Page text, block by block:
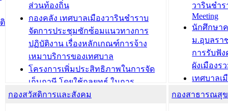
บ้าน ทร.14 และบัตรประจำตัว
ประชาชนบุคคลประเภท 8 แก่บุคคลที่
ได้รับการเพิ่มชื่อในทะเบียนบ้าน
(ท.ร.14) กรณีคนไม่มีสัญชาติไทยได้รับ
อนุญาตให้มีถิ่นที่อยู่
ประชุมคณะกรรมการประเมินผลการ
ควบคุมภายในของ สำนัก/กอง/
โรงเรียน/ศูนย์พัฒนาเด็กเล็ก/สถานธนา
“เมืองแห่
บทความ อื่นๆ ...
ส่วนท้องถิ่น
กองคลัง เทศบาลเมืองวารินชำราบ
จัดการประชุมซักซ้อมแนวทางการ
ปฏิบัติงาน เรื่องหลักเกณฑ์การจ้าง
เหมาบริการของเทศบาล
โครงการเพิ่มประสิทธิภาพในการจัด
เก็บภาษี โดยใช้กลยุทธ์ ในการ
พัฒนาการจัดเก็บรายได้ ประจำปี พ.ศ.
วารินชำร
Meeting
นักศึกษา
ม.อุบลรา
การรับฟั
ผังเมืองร
เทศบาลเ
โครงการ
กองสวัสดิการและสังคม กองสาธารณสุ